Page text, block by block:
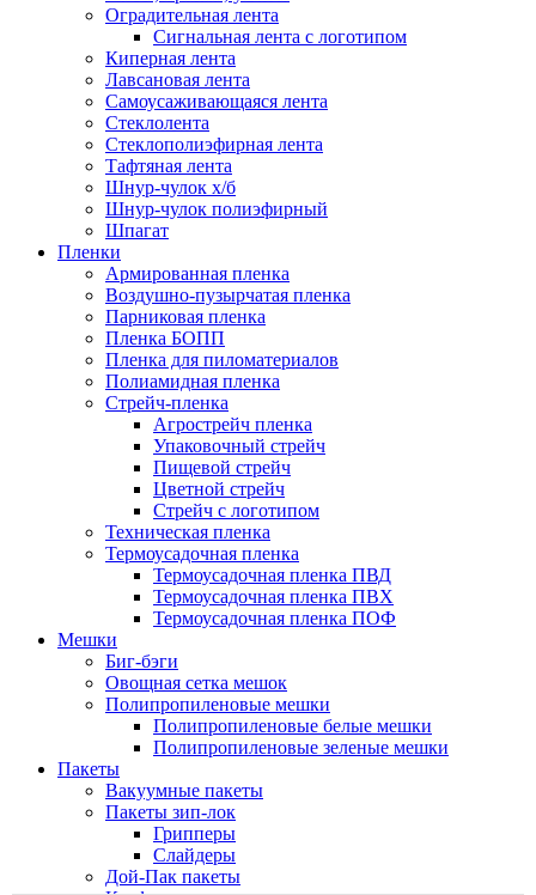
Оградительная лента
Сигнальная лента с логотипом
Киперная лента
Лавсановая лента
Самоусаживающаяся лента
Стеклолента
Стеклополиэфирная лента
Тафтяная лента
Шнур-чулок х/б
Шнур-чулок полиэфирный
Шпагат
Пленки
Армированная пленка
Воздушно-пузырчатая пленка
Парниковая пленка
Пленка БОПП
Пленка для пиломатериалов
Полиамидная пленка
Стрейч-пленка
Агрострейч пленка
Упаковочный стрейч
Пищевой стрейч
Цветной стрейч
Стрейч с логотипом
Техническая пленка
Термоусадочная пленка
Термоусадочная пленка ПВД
Термоусадочная пленка ПВХ
Термоусадочная пленка ПОФ
Мешки
Биг-бэги
Овощная сетка мешок
Полипропиленовые мешки
Полипропиленовые белые мешки
Полипропиленовые зеленые мешки
Пакеты
Вакуумные пакеты
Пакеты зип-лок
Грипперы
Слайдеры
Дой-Пак пакеты